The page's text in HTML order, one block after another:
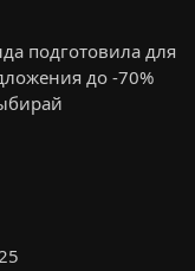
подготовила для
до -70%